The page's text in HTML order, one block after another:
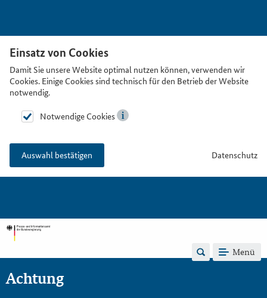
Einsatz von Cookies
Damit Sie unsere Website optimal nutzen können, verwenden wir
Cookies. Einige Cookies sind technisch für den Betrieb der Website
notwendig.
Notwendige Cookies
Auswahl bestätigen Datenschutz
Menü
Achtung